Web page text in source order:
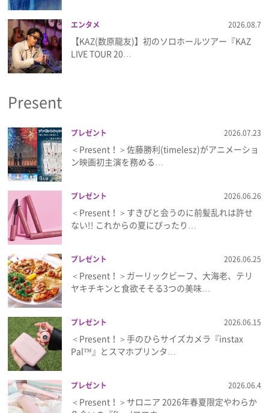
エンタメ 2026.08.7
【KAZ(数原龍友)】初のソロホールツアー『KAZ
LIVE TOUR 20…
Present
プレゼント 2026.07.23
＜Present！＞佐藤勝利(timelesz)がアニメーショ
ン映画初主演を務める…
プレゼント 2026.06.26
＜Present！＞すきぴと会うのに前髪乱れは許せ
ない!! これからの夏にぴったり…
プレゼント 2026.06.25
＜Present！＞ガーリックビーフ、大海老、テリ
ヤキチキンと食欲そそる3つの美味…
プレゼント 2026.06.15
＜Present！＞手のひらサイズカメラ『instax
Pal™』とスマホプリンタ…
プレゼント 2026.06.4
＜Present！＞サロニア 2026年春夏限定やわらか